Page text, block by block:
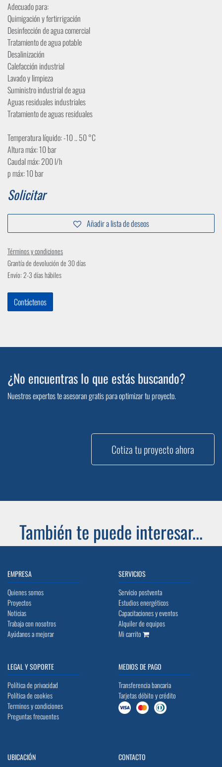
Adecuado para:
Quimigación y fertirrigación
Desinfección de agua comercial
Tratamiento de agua potable
Desalinización
Calefacción industrial
Lavado y limpieza
Suministro industrial de agua
Aguas residuales industriales
Tratamiento de aguas residuales
Temperatura líquido: -10 .. 50 °C
Altura máx: 10 bar
Caudal máx: 200 l/h
p máx: 10 bar
Solicitar
Añadir a lista de deseos
Términos y condiciones
Grantía de devolución de 30 días
Envío: 2-3 días hábiles
Contáctenos
¿No encuentras lo que estás buscando?
Nuestros expertos te asesoran gratis para optimizar tu proyecto.
Cotiza tu proyecto ahora
También te puede interesar...
EMPRESA
Quienes somos
Proyectos
Noticias
Trabaja con nosotros
Ayúdanos a mejorar
SERVICIOS
Servicio postventa
Estudios energéticos
Capacitaciones y eventos
Alquiler de equipos
Mi carrito
LEGAL Y SOPORTE
Política de privacidad
Política de cookies
Terminos y condiciones
Preguntas frecuentes
MEDIOS DE PAGO
Transferencia bancaria
Tarjetas débito y crédito
UBICACIÓN
CONTACTO